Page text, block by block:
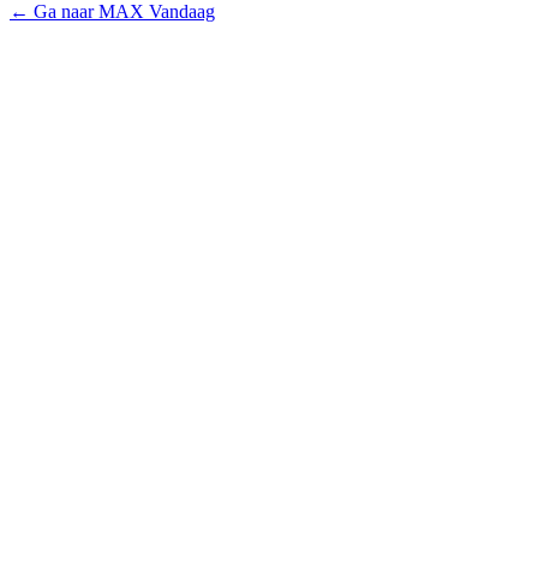
← Ga naar MAX Vandaag